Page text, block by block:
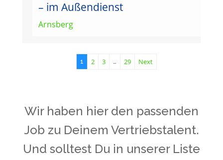
– im Außendienst
Arnsberg
1 2 3 … 29 Next
Wir haben hier den passenden
Job zu Deinem Vertriebstalent.
Und solltest Du in unserer Liste